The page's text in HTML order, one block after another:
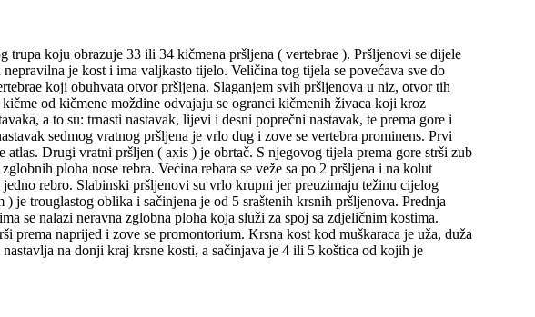
trupa koju obrazuje 33 ili 34 kičmena pršljena ( vertebrae ). Pršljenovi se dijele
je kost i ima valjkasto tijelo. Veličina tog tijela se povećava sve do
koji obuhvata otvor pršljena. Slaganjem svih pršljenova u niz, otvor tih
od kičmene moždine odvajaju se ogranci kičmenih živaca koji kroz
a to su: trnasti nastavak, lijevi i desni poprečni nastavak, te prema gore i
sedmog vratnog pršljena je vrlo dug i zove se vertebra prominens. Prvi
Drugi vratni pršljen ( axis ) je obrtač. S njegovog tijela prema gore strši zub
ploha nose rebra. Većina rebara se veže sa po 2 pršljena i na kolut
rebro. Slabinski pršljenovi su vrlo krupni jer preuzimaju težinu cijelog
je trouglastog oblika i sačinjena je od 5 sraštenih krsnih pršljenova. Prednja
se nalazi neravna zglobna ploha koja služi za spoj sa zdjeličnim kostima.
prema naprijed i zove se promontorium. Krsna kost kod muškaraca je uža, duža
na donji kraj krsne kosti, a sačinjava je 4 ili 5 koštica od kojih je